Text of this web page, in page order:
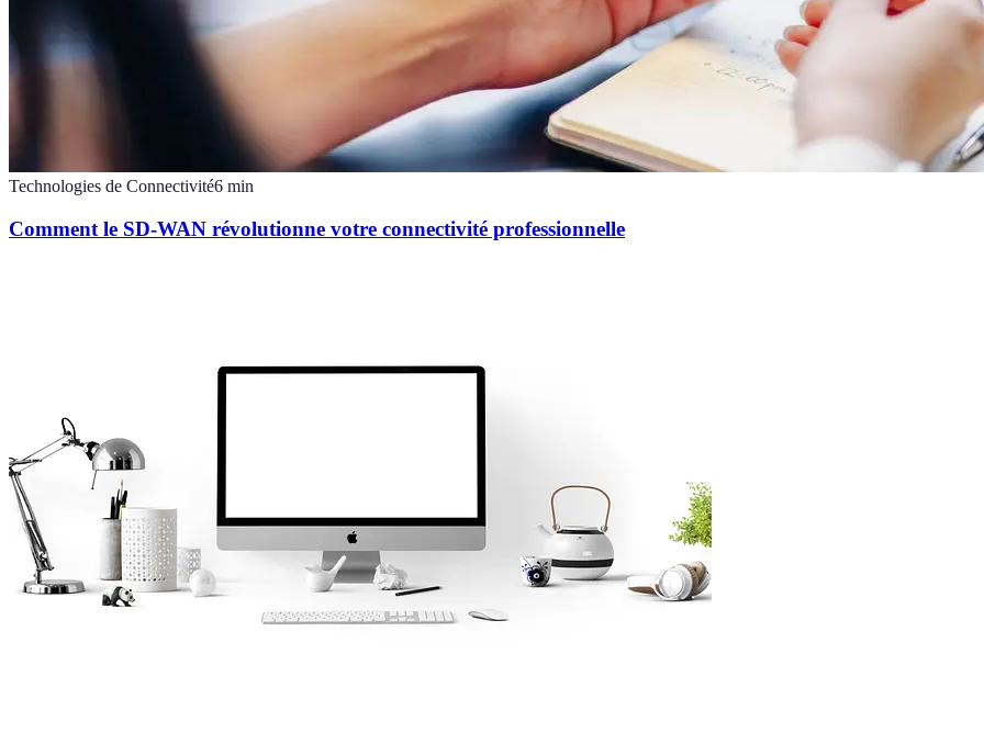
Technologies de Connectivité6 min
Comment le SD-WAN révolutionne votre connectivité professionnelle